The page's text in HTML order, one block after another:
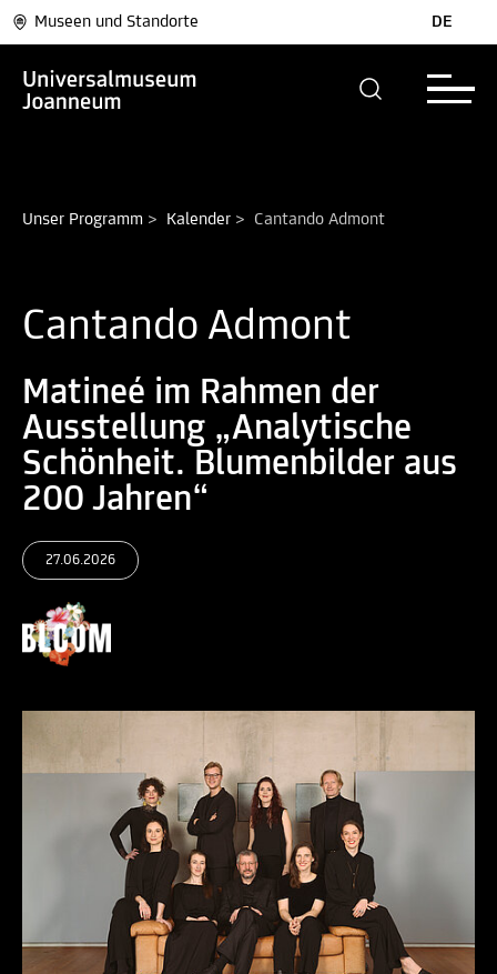
Museen und Standorte DE
Unser Programm > Kalender > Cantando Admont
Cantando Admont
Matineé im Rahmen der
Ausstellung „Analytische
Schönheit. Blumenbilder aus
200 Jahren“
27.06.2026